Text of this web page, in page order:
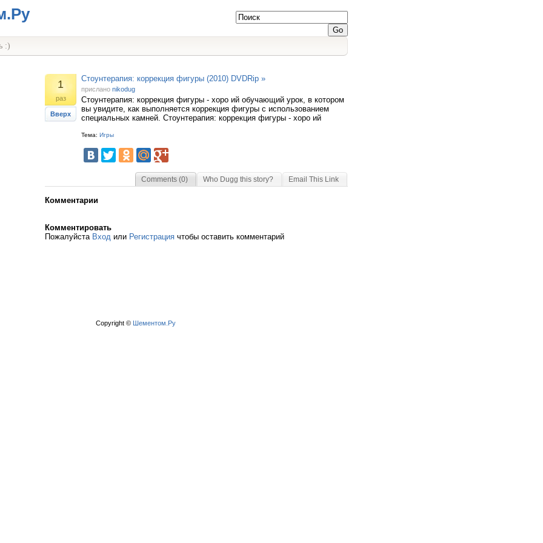
:)
1
раз
Вверх
Стоунтерапия: коррекция фигуры (2010) DVDRip »
прислано nikodug
Стоунтерапия: коррекция фигуры - хоро ий обучающий урок, в котором
вы увидите, как выполняется коррекция фигуры с использованием
специальных камней. Стоунтерапия: коррекция фигуры - хоро ий
Тема: Игры
Comments (0) Who Dugg this story? Email This Link
Комментарии
Комментировать
Пожалуйста Вход или Регистрация чтобы оставить комментарий
Copyright © Шементом.Ру